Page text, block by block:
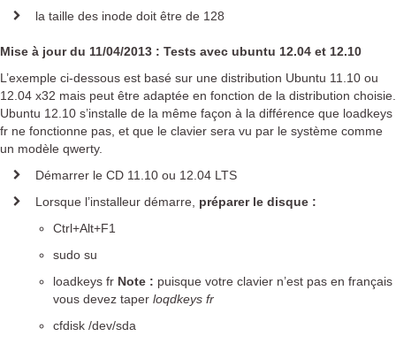
Documentation
Support
Matériel supporté
Mises à jour
Mises à jour à distance
Questions fréquentes
Notice d'utilisation
Quelle est mon adresse IP ?
Contacter le support technique
la taille des inode doit être de 128
Mise à jour du 11/04/2013 : Tests avec ubuntu 12.04 et 12.10
L’exemple ci-dessous est basé sur une distribution Ubuntu 11.10 ou
12.04 x32 mais peut être adaptée en fonction de la distribution choisie.
Ubuntu 12.10 s’installe de la même façon à la différence que loadkeys
fr ne fonctionne pas, et que le clavier sera vu par le système comme
un modèle qwerty.
Démarrer le CD 11.10 ou 12.04 LTS
Lorsque l’installeur démarre, préparer le disque :
Ctrl+Alt+F1
sudo su
loadkeys fr Note : puisque votre clavier n’est pas en français
vous devez taper loqdkeys fr
cfdisk /dev/sda